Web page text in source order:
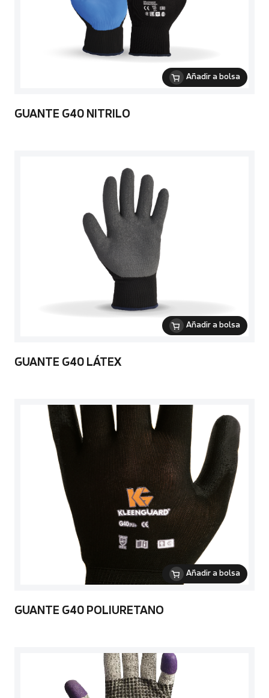
Añadir a bolsa
GUANTE G40 NITRILO
Añadir a bolsa
GUANTE G40 LÁTEX
Añadir a bolsa
GUANTE G40 POLIURETANO